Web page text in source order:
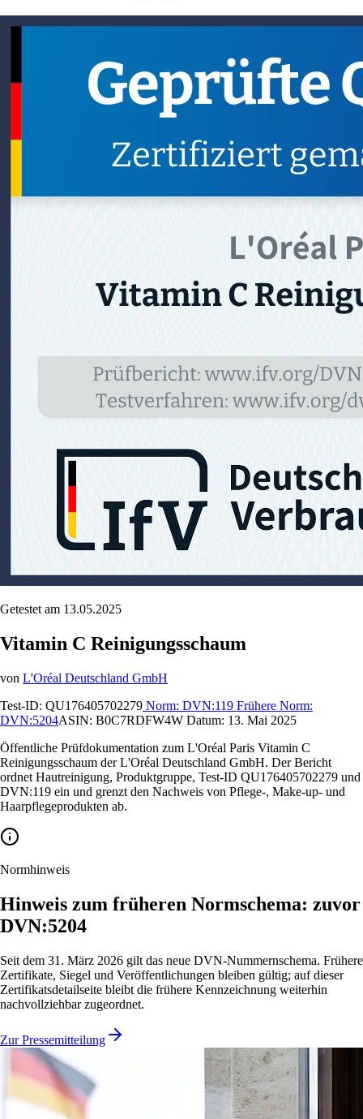
Getestet am 13.05.2025
Vitamin C Reinigungsschaum
von L'Oréal Deutschland GmbH
Test-ID: QU176405702279 Norm: DVN:119 Frühere Norm:
DVN:5204ASIN: B0C7RDFW4W Datum: 13. Mai 2025
Öffentliche Prüfdokumentation zum L'Oréal Paris Vitamin C
Reinigungsschaum der L'Oréal Deutschland GmbH. Der Bericht
ordnet Hautreinigung, Produktgruppe, Test-ID QU176405702279 und
DVN:119 ein und grenzt den Nachweis von Pflege-, Make-up- und
Haarpflegeprodukten ab.
Normhinweis
Hinweis zum früheren Normschema: zuvor
DVN:5204
Seit dem 31. März 2026 gilt das neue DVN-Nummernschema. Frühere
Zertifikate, Siegel und Veröffentlichungen bleiben gültig; auf dieser
Zertifikatsdetailseite bleibt die frühere Kennzeichnung weiterhin
nachvollziehbar zugeordnet.
Zur Pressemitteilung